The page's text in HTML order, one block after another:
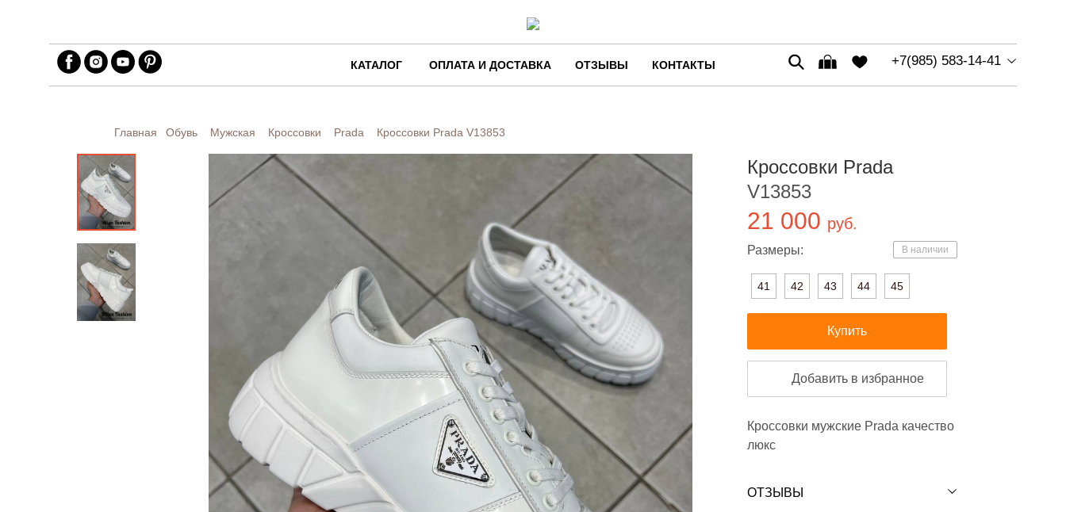
КАТАЛОГ ОПЛАТА И ДОСТАВКА ОТЗЫВЫ КОНТАКТЫ +7(985) 583-14-41
Главная Обувь Мужская Кроссовки Prada Кроссовки Prada V13853
Кроссовки Prada
V13853
21 000 руб.
В наличии
Размеры:
41 42 43 44 45
Купить
Добавить в избранное
Кроссовки мужские Prada качество
люкс
ОТЗЫВЫ